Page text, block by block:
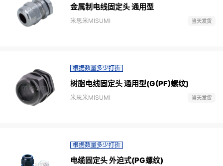
金属制电线固定头 通用型
米思米MISUMI 当天发货
根据数量多少打折
树脂电线固定头 通用型(G(PF)螺纹)
米思米MISUMI 当天发货
根据数量多少打折
电缆固定头 外迫式(PG螺纹)